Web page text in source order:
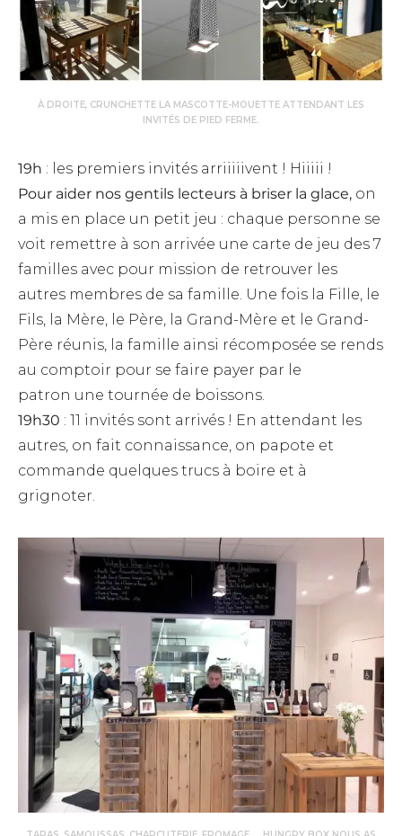
À DROITE, CRUNCHETTE LA MASCOTTE-MOUETTE ATTENDANT LES
INVITÉS DE PIED FERME.
19h : les premiers invités arriiiiivent ! Hiiiii !
Pour aider nos gentils lecteurs à briser la glace, on
a mis en place un petit jeu : chaque personne se
voit remettre à son arrivée une carte de jeu des 7
familles avec pour mission de retrouver les
autres membres de sa famille. Une fois la Fille, le
Fils, la Mère, le Père, la Grand-Mère et le Grand-
Père réunis, la famille ainsi récomposée se rends
au comptoir pour se faire payer par le
patron une tournée de boissons.
19h30 : 11 invités sont arrivés ! En attendant les
autres, on fait connaissance, on papote et
commande quelques trucs à boire et à
grignoter.